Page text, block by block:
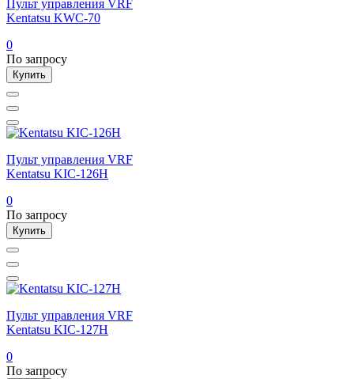
Пульт управления VRF
Kentatsu KWC-70
0
По запросу
Купить
Пульт управления VRF
Kentatsu KIC-126H
0
По запросу
Купить
Пульт управления VRF
Kentatsu KIC-127H
0
По запросу